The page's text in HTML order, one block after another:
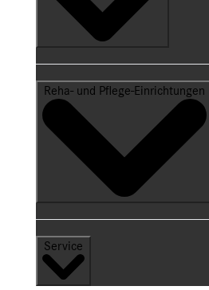
Reha- und Pflege-Einrichtungen
Service